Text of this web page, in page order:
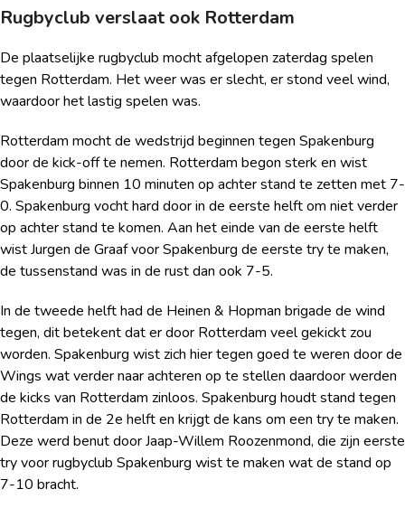
Rugbyclub verslaat ook Rotterdam
De plaatselijke rugbyclub mocht afgelopen zaterdag spelen
tegen Rotterdam. Het weer was er slecht, er stond veel wind,
waardoor het lastig spelen was.
Rotterdam mocht de wedstrijd beginnen tegen Spakenburg
door de kick-off te nemen. Rotterdam begon sterk en wist
Spakenburg binnen 10 minuten op achter stand te zetten met 7-
0. Spakenburg vocht hard door in de eerste helft om niet verder
op achter stand te komen. Aan het einde van de eerste helft
wist Jurgen de Graaf voor Spakenburg de eerste try te maken,
de tussenstand was in de rust dan ook 7-5.
In de tweede helft had de Heinen & Hopman brigade de wind
tegen, dit betekent dat er door Rotterdam veel gekickt zou
worden. Spakenburg wist zich hier tegen goed te weren door de
Wings wat verder naar achteren op te stellen daardoor werden
de kicks van Rotterdam zinloos. Spakenburg houdt stand tegen
Rotterdam in de 2e helft en krijgt de kans om een try te maken.
Deze werd benut door Jaap-Willem Roozenmond, die zijn eerste
try voor rugbyclub Spakenburg wist te maken wat de stand op
7-10 bracht.